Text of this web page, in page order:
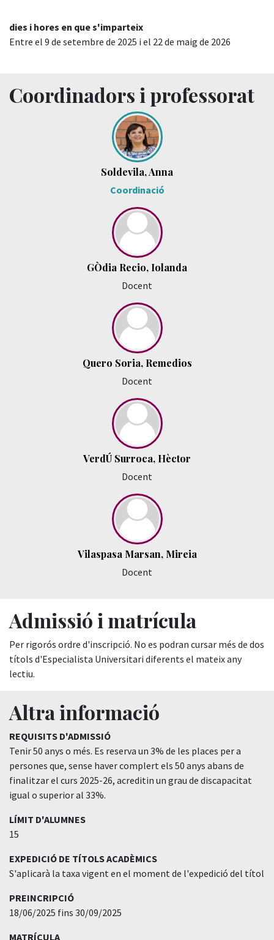
dies i hores en que s'imparteix
Entre el 9 de setembre de 2025 i el 22 de maig de 2026
Coordinadors i professorat
Soldevila, Anna
Coordinació
GÒdia Recio, Iolanda
Docent
Quero Soria, Remedios
Docent
VerdÚ Surroca, Hèctor
Docent
Vilaspasa Marsan, Mireia
Docent
Admissió i matrícula
Per rigorós ordre d'inscripció. No es podran cursar més de dos
títols d'Especialista Universitari diferents el mateix any
lectiu.
Altra informació
REQUISITS D'ADMISSIÓ
Tenir 50 anys o més. Es reserva un 3% de les places per a
persones que, sense haver complert els 50 anys abans de
finalitzar el curs 2025-26, acreditin un grau de discapacitat
igual o superior al 33%.
LÍMIT D'ALUMNES
15
EXPEDICIÓ DE TÍTOLS ACADÈMICS
S'aplicarà la taxa vigent en el moment de l'expedició del títol
PREINCRIPCIÓ
18/06/2025 fins 30/09/2025
MATRÍCULA